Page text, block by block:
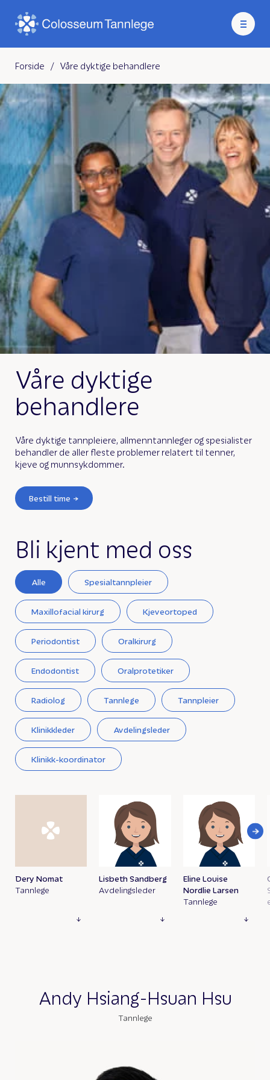
Forside / Våre dyktige behandlere
Våre dyktige
behandlere
Våre dyktige tannpleiere, allmenntannleger og spesialister
behandler de aller fleste problemer relatert til tenner,
kjeve og munnsykdommer.
Bestill time
Bli kjent med oss
Alle Spesialtannpleier
Maxillofacial kirurg Kjeveortoped
Periodontist Oralkirurg
Endodontist Oralprotetiker
Radiolog Tannlege Tannpleier
Klinikkleder Avdelingsleder
Klinikk-koordinator
Dery Nomat
Tannlege
Lisbeth Sandberg
Avdelingsleder
Eline Louise
Nordlie Larsen
Tannlege
Andy Hsiang-Hsuan Hsu
Tannlege